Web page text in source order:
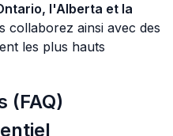
l'Alberta et la
collaborez ainsi avec des
les plus hauts
(FAQ)